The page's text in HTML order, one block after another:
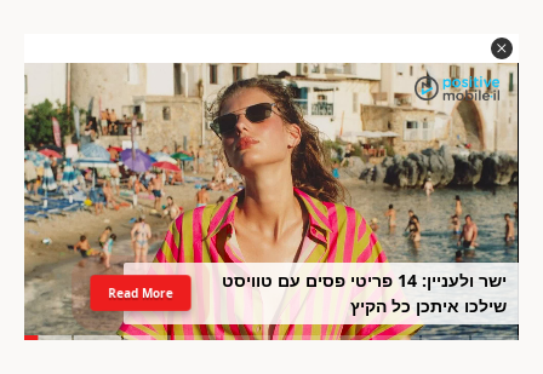
ישר ולעניין: 14 פריטי פסים עם טוויסט
שילכו איתכן כל הקיץ
Read More